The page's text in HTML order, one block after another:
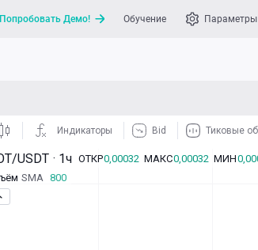
Отправить запрос / Написать нам
Попробовать Демо! Обучение Параметры